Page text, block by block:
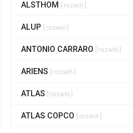
ALSTHOM [ rozwiń ]
ALUP [ rozwiń ]
ANTONIO CARRARO [ rozwiń ]
ARIENS [ rozwiń ]
ATLAS [ rozwiń ]
ATLAS COPCO [ rozwiń ]